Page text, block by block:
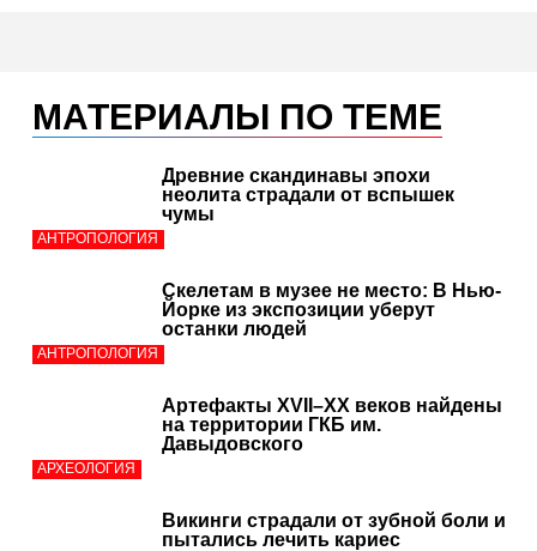
МАТЕРИАЛЫ ПО ТЕМЕ
АНТРОПОЛОГИЯ
Древние скандинавы эпохи
неолита страдали от вспышек
чумы
АНТРОПОЛОГИЯ
Скелетам в музее не место: В Нью-
Йорке из экспозиции уберут
останки людей
АРХЕОЛОГИЯ
Артефакты XVII–XX веков найдены
на территории ГКБ им.
Давыдовского
Викинги страдали от зубной боли и
пытались лечить кариес